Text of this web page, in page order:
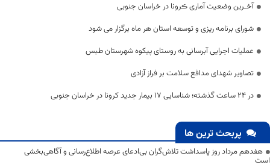
آخـرین وضعیت آماری ڪرونا در خراسان جنوبی
شورای برنامه ریزی و توسعه استان هر ماه برگزار می شود
عملیات اجرایی آبرسانی به روستای پیکوه شهرستان طبس
تصاویر شهدای مدافع سلامت بر فراز آزادی
در 24 ساعت گذشته؛ شناسایی 17 بیمار جدید کرونا در خراسان جنوبی
پربحث ترین ها
هفدهم مرداد روز پاسداشت تلاش‌گران بی‌ادعای عرصه اطلاع‌رسانی و آگاهی‌بخشی
است